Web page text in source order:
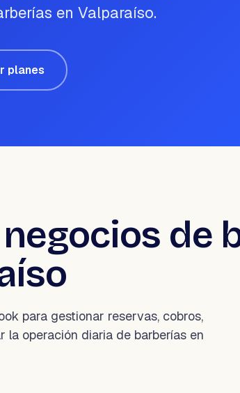
en Valparaíso.
planes
de
para gestionar reservas, cobros,
la operación diaria de barberías en